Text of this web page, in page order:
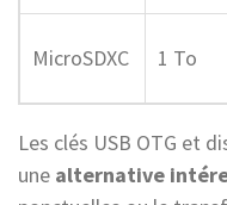
MicroSDXC 1 To
Les clés USB OTG et
une alternative